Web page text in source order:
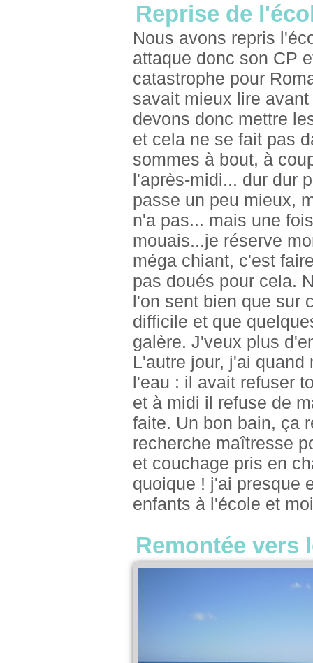
Reprise de
Nous avons repris
attaque donc son CP
catastrophe pour
savait mieux lire
devons donc mettre
et cela ne se fait pas
sommes à bout, à
l'après-midi... dur dur
passe un peu mieux,
n'a pas... mais une
mouais...je réserve
méga chiant, c'est
pas doués pour cela.
l'on sent bien que sur
difficile et que
galère. J'veux plus
L'autre jour, j'ai
l'eau : il avait refuser
et à midi il refuse de
faite. Un bon bain, ça
recherche maîtresse
et couchage pris en
quoique ! j'ai presque
enfants à l'école et
Remontée vers